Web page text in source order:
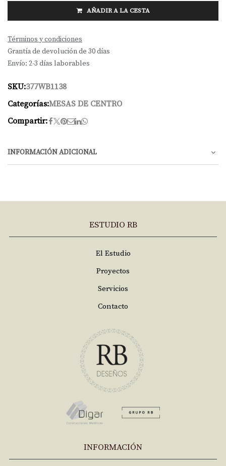
AÑADIR A LA CESTA
Términos y condiciones
Grantía de devolución de 30 días
Envío: 2-3 días laborables
SKU:377WB1138
Categorías:MESAS DE CENTRO
Compartir:
INFORMACIÓN ADICIONAL
ESTUDIO RB
El Estudio
Proyectos
Servicios
Contacto
INFORMACIÓN